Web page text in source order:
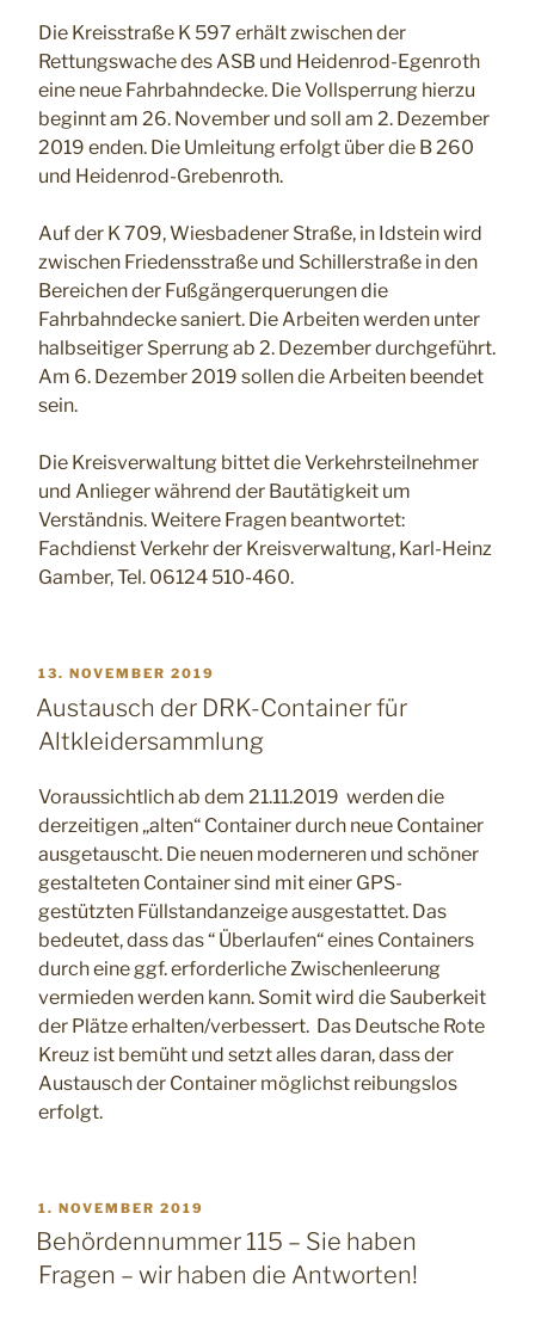
Die Kreisstraße K 597 erhält zwischen der
Rettungswache des ASB und Heidenrod-Egenroth
eine neue Fahrbahndecke. Die Vollsperrung hierzu
beginnt am 26. November und soll am 2. Dezember
2019 enden. Die Umleitung erfolgt über die B 260
und Heidenrod-Grebenroth.
Auf der K 709, Wiesbadener Straße, in Idstein wird
zwischen Friedensstraße und Schillerstraße in den
Bereichen der Fußgängerquerungen die
Fahrbahndecke saniert. Die Arbeiten werden unter
halbseitiger Sperrung ab 2. Dezember durchgeführt.
Am 6. Dezember 2019 sollen die Arbeiten beendet
sein.
Die Kreisverwaltung bittet die Verkehrsteilnehmer
und Anlieger während der Bautätigkeit um
Verständnis. Weitere Fragen beantwortet:
Fachdienst Verkehr der Kreisverwaltung, Karl-Heinz
Gamber, Tel. 06124 510-460.
VERÖFFENTLICHT
AM
13. NOVEMBER 2019
Austausch der DRK-Container für
Altkleidersammlung
Voraussichtlich ab dem 21.11.2019 werden die
derzeitigen „alten“ Container durch neue Container
ausgetauscht. Die neuen moderneren und schöner
gestalteten Container sind mit einer GPS-
gestützten Füllstandanzeige ausgestattet. Das
bedeutet, dass das “ Überlaufen“ eines Containers
durch eine ggf. erforderliche Zwischenleerung
vermieden werden kann. Somit wird die Sauberkeit
der Plätze erhalten/verbessert. Das Deutsche Rote
Kreuz ist bemüht und setzt alles daran, dass der
Austausch der Container möglichst reibungslos
erfolgt.
VERÖFFENTLICHT
AM
1. NOVEMBER 2019
Behördennummer 115 – Sie haben
Fragen – wir haben die Antworten!